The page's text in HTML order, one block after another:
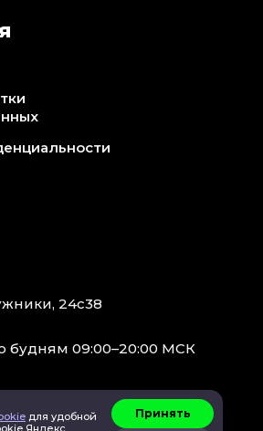
24с38
будням 09:00–20:00 МСК
для удобной
Яндекс
Принять